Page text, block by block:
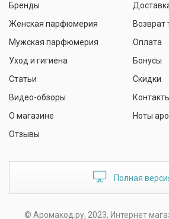
Бренды
Женская парфюмерия
Мужская парфюмерия
Уход и гигиена
Статьи
Видео-обзоры
О магазине
Отзывы
Возврат
Оплата
Бонусы
Скидки
Ноты
Полная
© Аромакод.ру, 2023, Интернет